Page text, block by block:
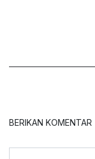
BERIKAN KOMENTAR